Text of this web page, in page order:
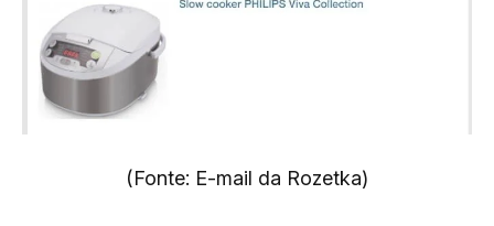
(Fonte: E-mail da Rozetka)